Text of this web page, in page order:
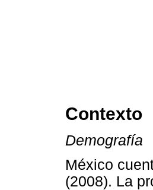
Contexto
Demografía
México
(2008). La